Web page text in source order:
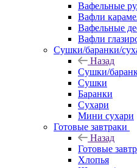
Вафельные
Вафли
Вафельные
Вафли
Сушки/баранки/
Назад
Сушки/
Сушки
Баранки
Сухари
Мини сухари
Готовые завтраки
Назад
Готовые
Хлопья